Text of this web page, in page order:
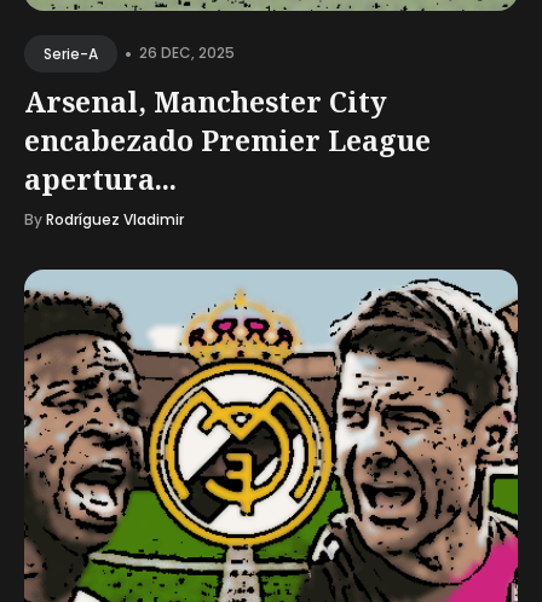
Serie-A • 26 DEC, 2025
Arsenal, Manchester City
encabezado Premier League
apertura...
ByRodríguez Vladimir